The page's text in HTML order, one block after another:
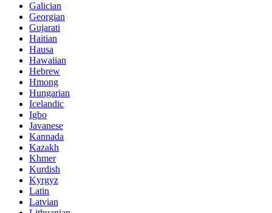
Galician
Georgian
Gujarati
Haitian
Hausa
Hawaiian
Hebrew
Hmong
Hungarian
Icelandic
Igbo
Javanese
Kannada
Kazakh
Khmer
Kurdish
Kyrgyz
Latin
Latvian